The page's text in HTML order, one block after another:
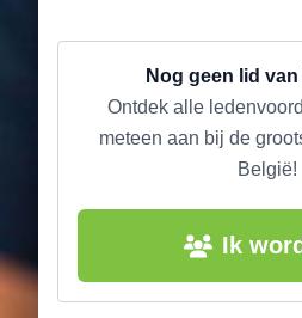
Nog geen lid
Ontdek alle
meteen aan bij de
België!
Ik